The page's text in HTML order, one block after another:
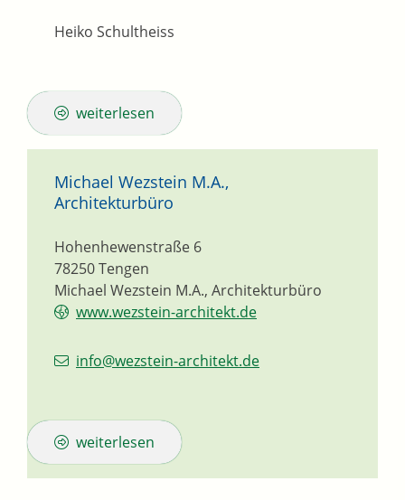
Heiko Schultheiss
weiterlesen
Michael Wezstein M.A.,
Architekturbüro
Michael Wezstein M.A., Architekturbüro
Hohenhewenstraße 6
78250Tengen
www.wezstein-architekt.de
info@wezstein-architekt.de
weiterlesen